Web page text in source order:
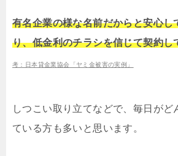
有名企業の様な名前だからと安心し
り、低金利のチラシを信じて契約し
考：日本貸金業協会「ヤミ金被害の実例」
しつこい取り立てなどで、毎日がど
ている方も多いと思います。